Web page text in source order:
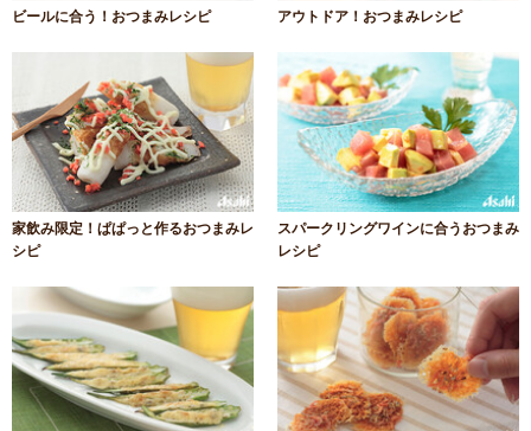
ビールに合う！おつまみレシピ アウトドア！おつまみレシピ
家飲み限定！ぱぱっと作るおつまみレ
シピ
スパークリングワインに合うおつまみ
レシピ